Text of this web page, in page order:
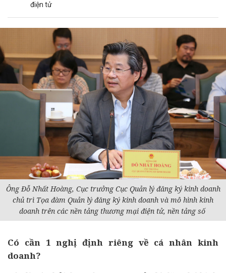
điện tử
Ông Đỗ Nhất Hoàng, Cục trưởng Cục Quản lý đăng ký kinh doanh
chủ trì Tọa đàm Quản lý đăng ký kinh doanh và mô hình kinh
doanh trên các nền tảng thương mại điện tử, nền tảng số
Có cần 1 nghị định riêng về cá nhân kinh
doanh?